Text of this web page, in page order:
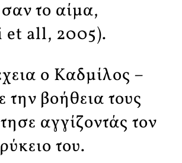
το αίμα,
et all, 2005).
ο Καδμίλος –
την βοήθεια τους
αγγίζοντάς τον
του.